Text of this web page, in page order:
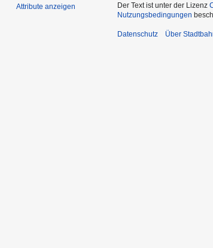
Attribute anzeigen
Der Text ist unter der Lizenz
Nutzungsbedingungen
Datenschutz Über